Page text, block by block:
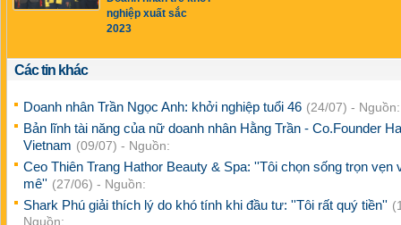
nghiệp xuất sắc
2023
Các tin khác
Doanh nhân Trần Ngọc Anh: khởi nghiệp tuổi 46 (24/07) - Nguồn:
Bản lĩnh tài năng của nữ doanh nhân Hằng Trần - Co.Founder
Vietnam (09/07) - Nguồn:
Ceo Thiên Trang Hathor Beauty & Spa: ''Tôi chọn sống trọn vẹn
mê'' (27/06) - Nguồn:
Shark Phú giải thích lý do khó tính khi đầu tư: ''Tôi rất quý tiền''